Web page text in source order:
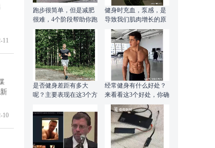
11
10
跑步很简单，但是减肥
很难，4个阶段帮助你跑
步减肥！
健身时充血，泵感，是
导致我们肌肉增长的原
因吗？
是否健身差距有多大
呢？主要表现在这3个方
经常健身有什么好处？
来看看这3个好处，你确
定还不加入吗？